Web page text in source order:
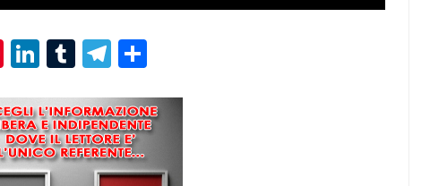
Pinterest
LinkedIn
TumblrTelegram